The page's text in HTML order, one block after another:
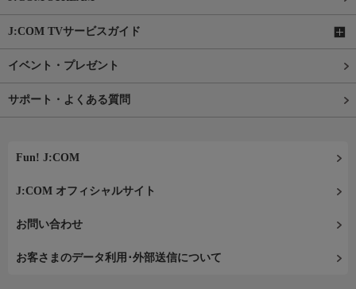
J:COM TVサービスガイド
イベント・プレゼント
サポート・よくある質問
Fun! J:COM
J:COM オフィシャルサイト
お問い合わせ
お客さまのデータ利用･外部送信について